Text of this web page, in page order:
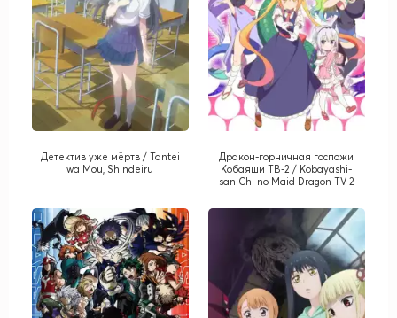
Детектив уже мёртв / Tantei
wa Mou, Shindeiru
Дракон-горничная госпожи
Кобаяши ТВ-2 / Kobayashi-
san Chi no Maid Dragon TV-2